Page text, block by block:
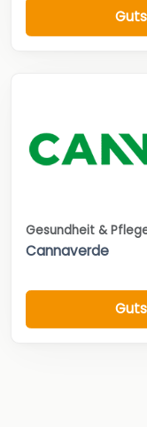
Gesundheit &
Cannaverde